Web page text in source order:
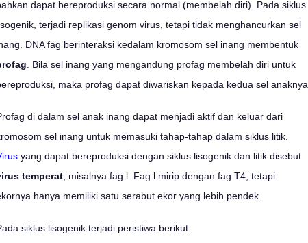
dapat bereproduksi secara normal (membelah diri). Pada siklus
terjadi replikasi genom virus, tetapi tidak menghancurkan sel
DNA fag berinteraksi kedalam kromosom sel inang membentuk
. Bila sel inang yang mengandung profag membelah diri untuk
maka profag dapat diwariskan kepada kedua sel anaknya.
di dalam sel anak inang dapat menjadi aktif dan keluar dari
sel inang untuk memasuki tahap-tahap dalam siklus litik.
yang dapat bereproduksi dengan siklus lisogenik dan litik disebut
temperat , misalnya fag l. Fag l mirip dengan fag T4, tetapi
hanya memiliki satu serabut ekor yang lebih pendek.
siklus lisogenik terjadi peristiwa berikut.